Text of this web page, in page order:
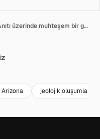
Arizona'daki Chiricahua Ulusal Anıtı üzerinde muhteşem bir gün doğumunun çılgın drone görüntüleri.
Arizona jeolojik oluşumlar